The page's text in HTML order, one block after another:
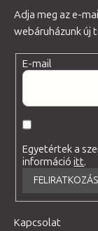
Adja meg az e-
webáruházunk új
E-mail
Egyetértek a
információitt.
FELIRATKOZÁS
Kapcsolat